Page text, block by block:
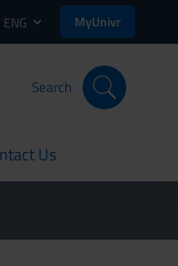
ENG MyUnivr
Search
Us